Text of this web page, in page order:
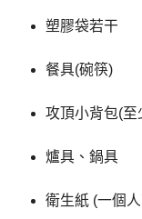
塑膠袋若干
餐具(碗筷)
攻頂小背包(至
爐具、鍋具
衛生紙 (一個